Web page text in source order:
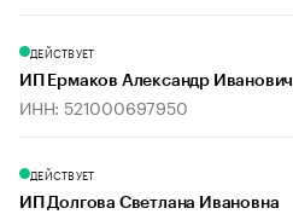
ДЕЙСТВУЕТ
ИП Ермаков Александр Иванович
ИНН: 521000697950
ДЕЙСТВУЕТ
ИП Долгова Светлана Ивановна